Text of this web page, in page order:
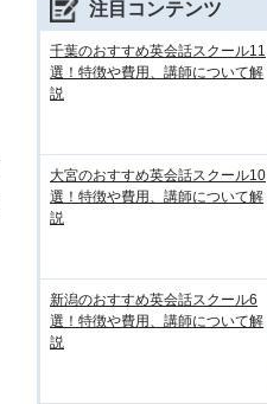
注目コンテンツ
千葉のおすすめ英会話スクール11
選！特徴や費用、講師について解
説
大宮のおすすめ英会話スクール10
選！特徴や費用、講師について解
説
新潟のおすすめ英会話スクール6
選！特徴や費用、講師について解
説